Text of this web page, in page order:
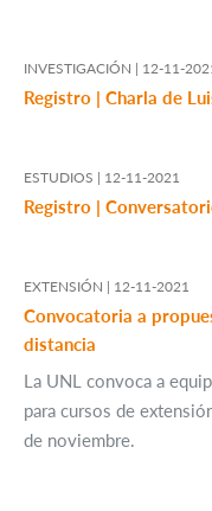
INVESTIGACIÓN | 12-11-
Registro | Charla de
ESTUDIOS | 12-11-2021
Registro |
EXTENSIÓN | 12-11-2021
Convocatoria a
distancia
La UNL convoca a
para cursos de
de noviembre.